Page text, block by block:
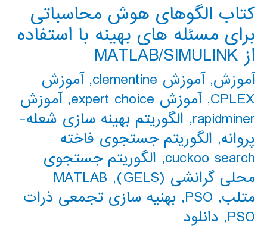
کتاب الگوهای هوش محاسباتی
برای مسئله های بهینه با استفاده
از MATLAB/SIMULINK
آموزش,آموزش clementine ,آموزش
CPLEX
,آموزش expert choice ,آموزش
rapidminer
, الگوریتم بهینه سازی شعله-
پروانه, الگوریتم جستجوی فاخته
cuckoo search
, الگوریتم جستجوی
محلی گرانشی (GELS)
,
MATLAB
متلب,
PSO
, بهنیه سازی تجمعی ذرات
PSO
, دانلود